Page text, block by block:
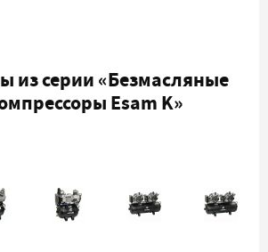
из серии«Безмасляные
Esam K»